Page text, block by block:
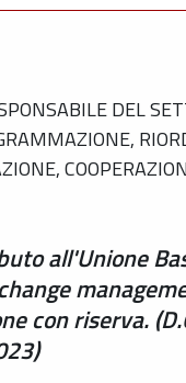
DEL
all'Unione
con riserva.